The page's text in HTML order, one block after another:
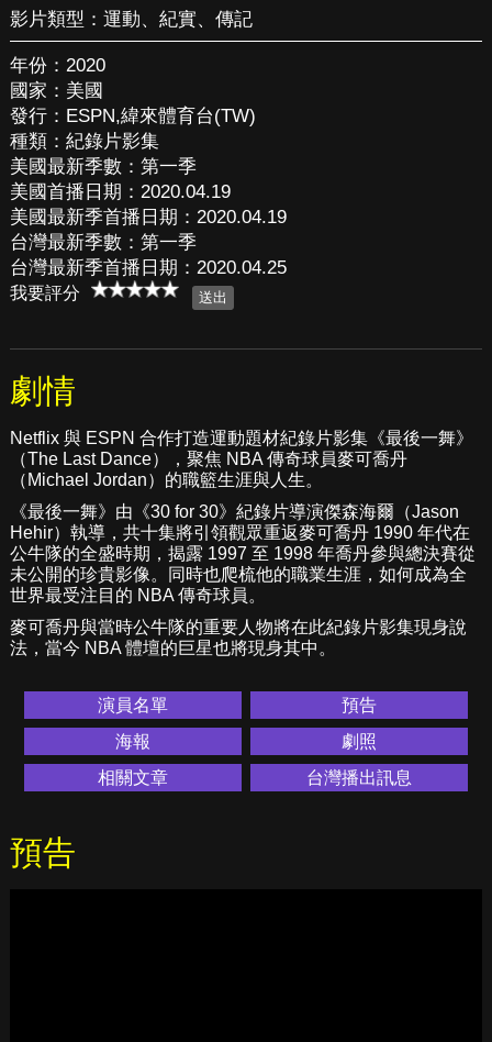
影片類型： 運動、 紀實、 傳記
年份：2020
國家：美國
發行：ESPN,緯來體育台(TW)
種類：紀錄片影集
美國最新季數：第一季
美國首播日期：2020.04.19
美國最新季首播日期：2020.04.19
台灣最新季數：第一季
台灣最新季首播日期：2020.04.25
我要評分
劇情
Netflix 與 ESPN 合作打造運動題材紀錄片影集《最後一舞》
（The Last Dance），聚焦 NBA 傳奇球員麥可喬丹
（Michael Jordan）的職籃生涯與人生。
《最後一舞》由《30 for 30》紀錄片導演傑森海爾（Jason
Hehir）執導，共十集將引領觀眾重返麥可喬丹 1990 年代在
公牛隊的全盛時期，揭露 1997 至 1998 年喬丹參與總決賽從
未公開的珍貴影像。同時也爬梳他的職業生涯，如何成為全
世界最受注目的 NBA 傳奇球員。
麥可喬丹與當時公牛隊的重要人物將在此紀錄片影集現身說
法，當今 NBA 體壇的巨星也將現身其中。
演員名單
預告
海報
劇照
相關文章
台灣播出訊息
預告